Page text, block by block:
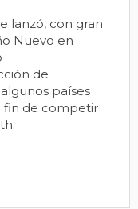
lanzó, con gran
Nuevo en
de
países
fin de competir